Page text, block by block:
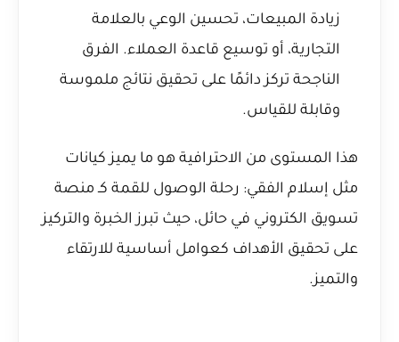
زيادة المبيعات، تحسين الوعي بالعلامة
التجارية، أو توسيع قاعدة العملاء. الفرق
الناجحة تركز دائمًا على تحقيق نتائج ملموسة
وقابلة للقياس.
هذا المستوى من الاحترافية هو ما يميز كيانات
مثل إسلام الفقي: رحلة الوصول للقمة كـ منصة
تسويق الكتروني في حائل، حيث تبرز الخبرة والتركيز
على تحقيق الأهداف كعوامل أساسية للارتقاء
والتميز.